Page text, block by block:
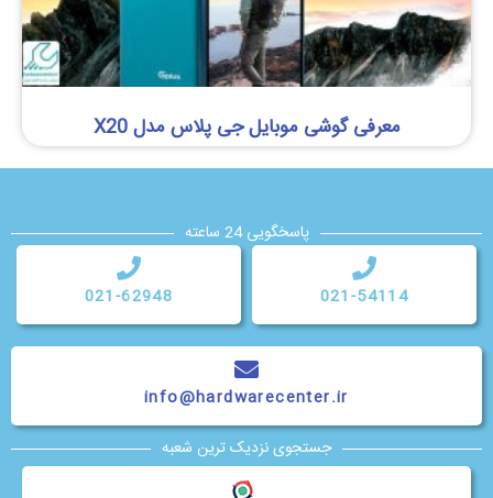
معرفی گوشی موبایل جی پلاس مدل X20
پاسخگویی 24 ساعته
021-54114
021-62948
info@hardwarecenter.ir
جستجوی نزدیک ترین شعبه